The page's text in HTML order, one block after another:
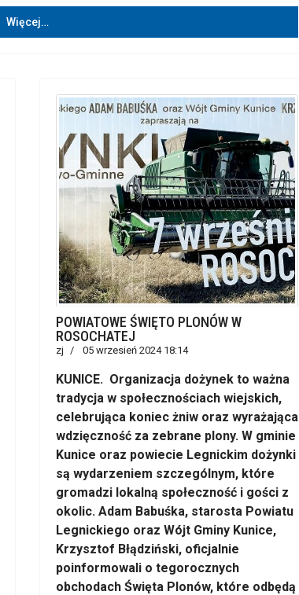
Więcej…
POWIATOWE ŚWIĘTO PLONÓW W
ROSOCHATEJ
zj 05 wrzesień 2024 18:14
KUNICE. Organizacja dożynek to ważna
tradycja w społecznościach wiejskich,
celebrująca koniec żniw oraz wyrażająca
wdzięczność za zebrane plony. W gminie
Kunice oraz powiecie Legnickim dożynki
są wydarzeniem szczególnym, które
gromadzi lokalną społeczność i gości z
okolic. Adam Babuśka, starosta Powiatu
Legnickiego oraz Wójt Gminy Kunice,
Krzysztof Błądziński, oficjalnie
poinformowali o tegorocznych
obchodach Święta Plonów, które odbędą